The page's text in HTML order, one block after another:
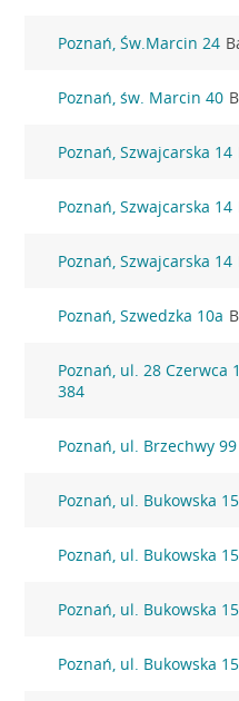
Poznań, Św.Marcin 24
Poznań, św. Marcin 40
Poznań, Szwajcarska 14
Poznań, Szwajcarska 14
Poznań, Szwajcarska 14
Poznań, Szwedzka 10a
Poznań, ul. 28 Czerwca
384
Poznań, ul. Brzechwy 99
Poznań, ul. Bukowska
Poznań, ul. Bukowska
Poznań, ul. Bukowska
Poznań, ul. Bukowska